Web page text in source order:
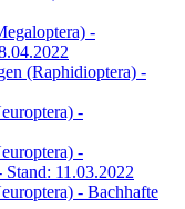
-
(Raphidioptera) -
-
-
11.03.2022
- Bachhafte